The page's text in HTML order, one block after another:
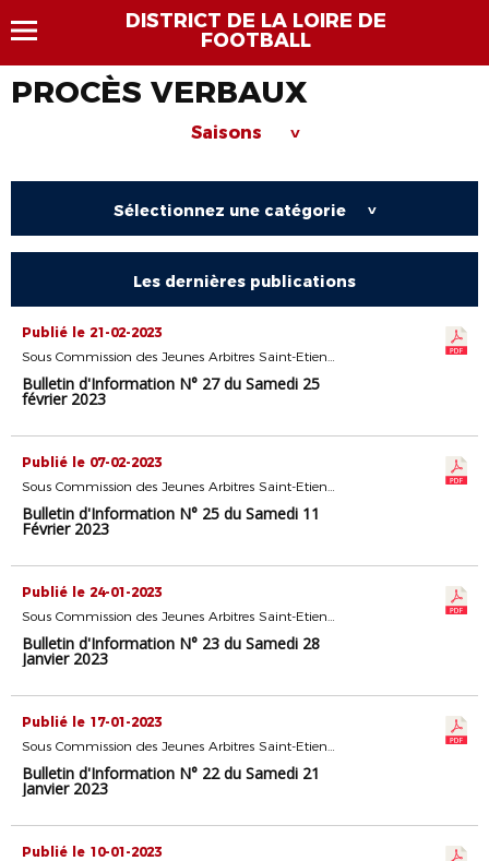
DISTRICT DE LA LOIRE DE
FOOTBALL
PROCÈS VERBAUX
Saisons >
Sélectionnez une catégorie >
Les dernières publications
Publié le 21-02-2023
Sous Commission des Jeunes Arbitres Saint-Etienne
Bulletin d'Information N° 27 du Samedi 25
février 2023
Publié le 07-02-2023
Sous Commission des Jeunes Arbitres Saint-Etienne
Bulletin d'Information N° 25 du Samedi 11
Février 2023
Publié le 24-01-2023
Sous Commission des Jeunes Arbitres Saint-Etienne
Bulletin d'Information N° 23 du Samedi 28
Janvier 2023
Publié le 17-01-2023
Sous Commission des Jeunes Arbitres Saint-Etienne
Bulletin d'Information N° 22 du Samedi 21
Janvier 2023
Publié le 10-01-2023